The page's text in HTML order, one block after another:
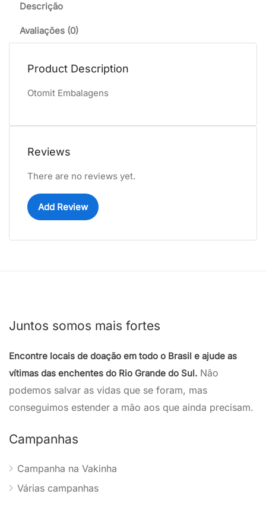
Descrição
Avaliações (0)
Product Description
Otomit Embalagens
Reviews
There are no reviews yet.
Add Review
Juntos somos mais fortes
Encontre locais de doação em todo o Brasil e ajude as
vítimas das enchentes do Rio Grande do Sul. Não
podemos salvar as vidas que se foram, mas
conseguimos estender a mão aos que ainda precisam.
Campanhas
Campanha na Vakinha
Várias campanhas